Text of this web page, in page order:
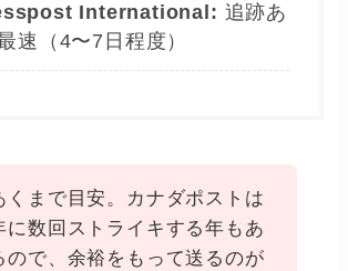
International: 追跡あ
速（4〜7日程度）
くまで目安。カナダポストは
に数回ストライキする年もあ
ので、余裕をもって送るのが